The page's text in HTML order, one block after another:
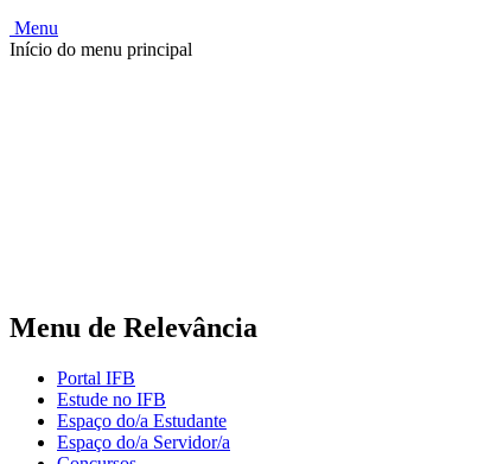
Menu
Início do menu principal
Menu de Relevância
Portal IFB
Estude no IFB
Espaço do/a Estudante
Espaço do/a Servidor/a